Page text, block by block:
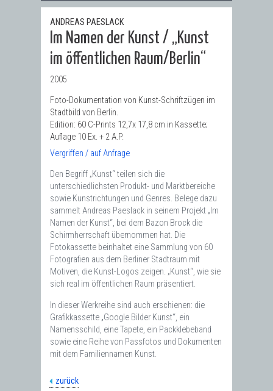
ANDREAS PAESLACK
Im Namen der Kunst / „Kunst
im öffentlichen Raum/Berlin“
2005
Foto-Dokumentation von Kunst-Schriftzügen im
Stadtbild von Berlin.
Edition: 60 C-Prints 12,7x 17,8 cm in Kassette;
Auflage 10 Ex. + 2 A.P.
Vergriffen / auf Anfrage
Den Begriff „Kunst“ teilen sich die
unterschiedlichsten Produkt- und Marktbereiche
sowie Kunstrichtungen und Genres. Belege dazu
sammelt Andreas Paeslack in seinem Projekt „Im
Namen der Kunst“, bei dem Bazon Brock die
Schirmherrschaft übernommen hat. Die
Fotokassette beinhaltet eine Sammlung von 60
Fotografien aus dem Berliner Stadtraum mit
Motiven, die Kunst-Logos zeigen. „Kunst“, wie sie
sich real im öffentlichen Raum präsentiert.
In dieser Werkreihe sind auch erschienen: die
Grafikkassette „Google Bilder Kunst“, ein
Namensschild, eine Tapete, ein Packklebeband
sowie eine Reihe von Passfotos und Dokumenten
mit dem Familiennamen Kunst.
zurück